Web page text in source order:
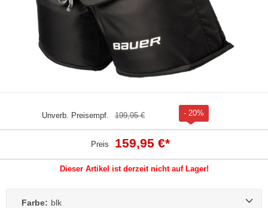
Unverb. Preisempf. 199,95 € - 20%
Preis 159,95 €*
Dieser Artikel ist derzeit nicht auf Lager!
Farbe: blk